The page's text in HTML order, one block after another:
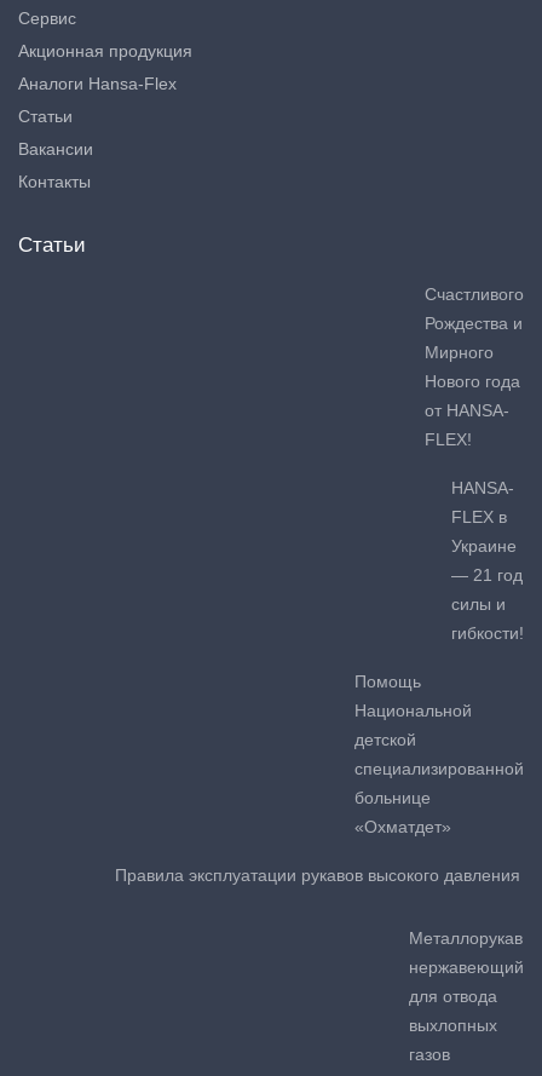
Сервис
Акционная продукция
Аналоги Hansa-Flex
Статьи
Вакансии
Контакты
Статьи
Счастливого
Рождества и
Мирного
Нового года
от HANSA-
FLEX!
HANSA-
FLEX в
Украине
— 21 год
силы и
гибкости!
Помощь
Национальной
детской
специализированной
больнице
«Охматдет»
Правила эксплуатации рукавов высокого давления
Металлорукав
нержавеющий
для отвода
выхлопных
газов